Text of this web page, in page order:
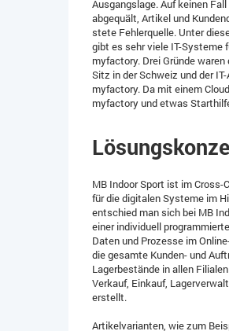
Ausgangslage. Auf keinen
abgequält, Artikel und
stete Fehlerquelle. Unter
gibt es sehr viele IT-Systeme
myfactory. Drei Gründe
Sitz in der Schweiz und der
myfactory. Da mit einem
myfactory und etwas
MB Indoor Sport ist im Cross-
für die digitalen Systeme im
entschied man sich bei MB
einer individuell
Daten und Prozesse im
die gesamte Kunden- und
Lagerbestände in allen
Verkauf, Einkauf,
erstellt.
Artikelvarianten, wie zum